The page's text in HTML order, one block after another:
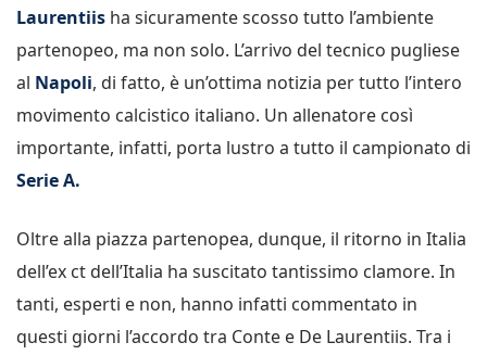
Laurentiis ha sicuramente scosso tutto l’ambiente
partenopeo, ma non solo. L’arrivo del tecnico pugliese
al Napoli, di fatto, è un’ottima notizia per tutto l’intero
movimento calcistico italiano. Un allenatore così
importante, infatti, porta lustro a tutto il campionato di
Serie A.
Oltre alla piazza partenopea, dunque, il ritorno in Italia
dell’ex ct dell’Italia ha suscitato tantissimo clamore. In
tanti, esperti e non, hanno infatti commentato in
questi giorni l’accordo tra Conte e De Laurentiis. Tra i